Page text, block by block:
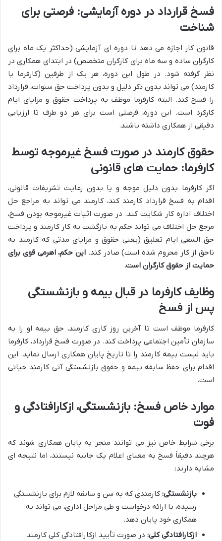
فسخ قرارداد در دوره آزمایشی: فرصتی برای
شناخت
قانون کار اجازه می دهد تا دوره ای آزمایشی (حداکثر یک ماه برای
کارگران ساده و سه ماه برای کارگران متخصص) در ابتدای همکاری در
نظر گرفته شود. در طول این دوره، هر یک از طرفین (کارفرما یا
کارمند) می تواند بدون ذکر دلیل و بدون پرداخت حق سنوات، قرارداد
را فسخ کند. البته کارفرما موظف به پرداخت حقوق و مزایای ایام
کارکرد است. این دوره، فرصتی است برای هر دو طرف تا ارزیابی
دقیقی از همکاری داشته باشند.
حقوق کارمند در صورت فسخ غیرموجه توسط
کارفرما: حمایت های قانونی
اگر کارفرما بدون دلیل موجه و یا بدون رعایت تشریفات قانونی،
اقدام به فسخ قرارداد کارمند کند، کارمند می تواند به مراجع حل
اختلاف اداره کار شکایت کند. در صورت اثبات غیرموجه بودن فسخ،
مرجع حل اختلاف می تواند حکم به بازگشت به کار کارمند و پرداخت
حق السعی ایام تعلیق (یعنی حقوق و مزایای مدتی که کارمند به
ناحق از کار محروم شده است) صادر کند. این حکم، اهرمی قوی برای
حمایت از حقوق کارگران است.
وظایف کارفرما در قبال بیمه و بازنشستگی
پس از فسخ
کارفرما موظف است تا آخرین روز کاری کارمند، حق بیمه او را به
سازمان تأمین اجتماعی پرداخت کند. در صورت فسخ قرارداد، کارفرما
باید لیست بیمه کارمند را تا تاریخ پایان همکاری ارسال نماید. این
اقدام برای حفظ سابقه بیمه و حقوق بازنشستگی آتی کارمند حیاتی
است.
موارد خاص فسخ: بازنشستگی، ازکارافتادگی و
فوت
برخی شرایط خاص نیز می توانند منجر به پایان همکاری شوند که
هرچند دقیقاً فسخ به معنای اعلام یک جانبه نیستند، اما نتیجه ای
مشابه دارند:
بازنشستگی: کارمندی که به سن و سابقه لازم برای بازنشستگی
رسیده، با ارائه درخواست و طی مراحل اداری، می تواند به
همکاری خود پایان دهد.
ازکارافتادگی کلی: در صورت تأیید ازکارافتادگی کلی کارمند